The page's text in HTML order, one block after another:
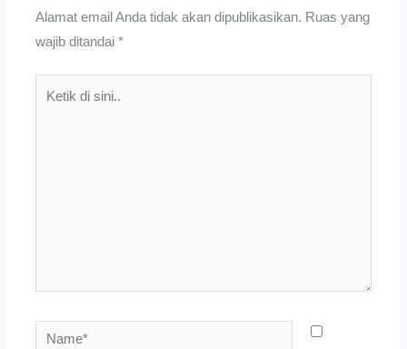
Alamat email Anda tidak akan dipublikasikan. Ruas yang
wajib ditandai*
Name*